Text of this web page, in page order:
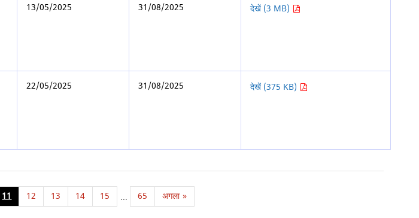
13/05/2025 31/08/2025 देखें (3 MB)
22/05/2025 31/08/2025 देखें (375 KB)
11 12 13 14 15 ... 65 अगला »